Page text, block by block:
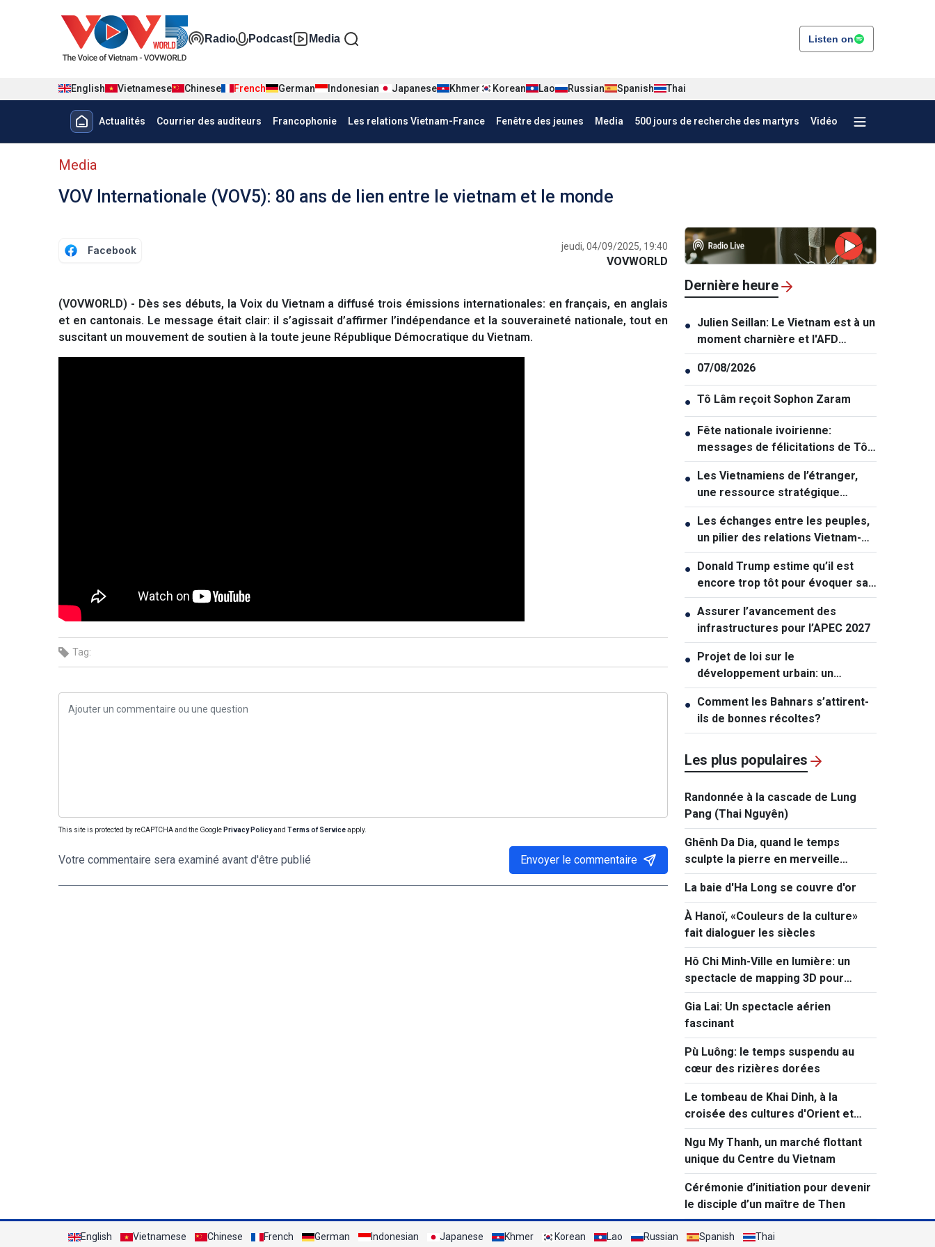
Đa phương tiện tiếng Pháp
Radio Podcast Media Listen on
English Vietnamese Chinese French German Indonesian Japanese Khmer Korean Lao Russian Spanish Thai
Menu trang chủ tiếng Pháp
Actualités Courrier des auditeurs Francophonie Les relations Vietnam-France Fenêtre des jeunes Media 500 jours de recherche des martyrs Vidéo
menu phụ tiếng Pháp
Media
VOV Internationale (VOV5): 80 ans de lien entre le vietnam et le monde
Facebook jeudi, 04/09/2025, 19:40
VOVWORLD
(VOVWORLD) - Dès ses débuts, la Voix du Vietnam a diffusé trois émissions internationales: en français, en anglais
et en cantonais. Le message était clair: il s’agissait d’affirmer l’indépendance et la souveraineté nationale, tout en
suscitant un mouvement de soutien à la toute jeune République Démocratique du Vietnam.
Tag:
This site is protected by reCAPTCHA and the Google Privacy Policyand Terms of Serviceapply.
Votre commentaire sera examiné avant d'être publié Envoyer le commentaire
Dernière heure
● Julien Seillan: Le Vietnam est à un
moment charnière et l'AFD
souhaite l'accompagner dans
cette transition
● 07/08/2026
● Tô Lâm reçoit Sophon Zaram
● Fête nationale ivoirienne:
messages de félicitations de Tô
Lâm et de Lê Hoài Trung
● Les Vietnamiens de l’étranger,
une ressource stratégique
majeure contribuant au
renforcement de la puissance
nationale
● Les échanges entre les peuples,
un pilier des relations Vietnam-
Australie
● Donald Trump estime qu’il est
encore trop tôt pour évoquer sa
succession politique
● Assurer l’avancement des
infrastructures pour l’APEC 2027
● Projet de loi sur le
développement urbain: un
mécanisme exceptionnel pour Hô
Chi Minh-ville
● Comment les Bahnars s’attirent-
ils de bonnes récoltes?
Les plus populaires
Randonnée à la cascade de Lung
Pang (Thai Nguyên)
Ghênh Da Dia, quand le temps
sculpte la pierre en merveille
naturelle
La baie d'Ha Long se couvre d'or
À Hanoï, «Couleurs de la culture»
fait dialoguer les siècles
Hô Chi Minh-Ville en lumière: un
spectacle de mapping 3D pour
célébrer 50 ans d’histoire
Gia Lai: Un spectacle aérien
fascinant
Pù Luông: le temps suspendu au
cœur des rizières dorées
Le tombeau de Khai Dinh, à la
croisée des cultures d'Orient et
d'Occident
Ngu My Thanh, un marché flottant
unique du Centre du Vietnam
Cérémonie d’initiation pour devenir
le disciple d’un maître de Then
English Vietnamese Chinese French German Indonesian Japanese Khmer Korean Lao Russian Spanish Thai